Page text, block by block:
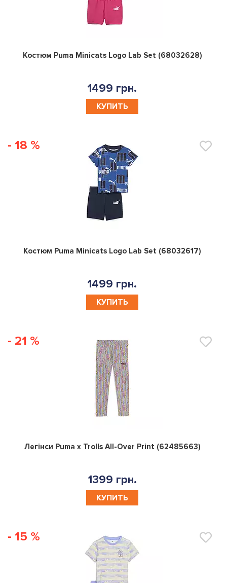
0
Костюм Puma Minicats Logo Lab Set (68032628)
1499 грн.
КУПИТЬ
- 18 %
0
Костюм Puma Minicats Logo Lab Set (68032617)
1499 грн.
КУПИТЬ
- 21 %
0
Легінси Puma x Trolls All-Over Print (62485663)
1399 грн.
КУПИТЬ
- 15 %